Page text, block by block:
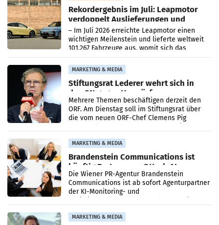
Rekordergebnis im Juli: Leapmotor
verdoppelt Auslieferungen und
überschreitet die 100.000er-Marke
– Im Juli 2026 erreichte Leapmotor einen
wichtigen Meilenstein und lieferte weltweit
101.267 Fahrzeuge aus, womit sich das
Ergebnis gegenüber Juli 2025 mehr als
verdoppelte (+102
MARKETING & MEDIA
Stiftungsrat Lederer wehrt sich in
den SN gegen Vorwürfe
Mehrere Themen beschäftigen derzeit den
ORF. Am Dienstag soll im Stiftungsrat über
die vom neuen ORF-Chef Clemens Pig
MARKETING & MEDIA
Brandenstein Communications ist
künftig Partner von OtterlyAI
Die Wiener PR-Agentur Brandenstein
Communications ist ab sofort Agenturpartner
der KI-Monitoring- und
MARKETING & MEDIA